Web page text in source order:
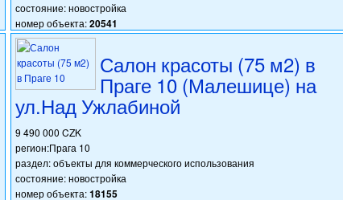
состояние: новостройка
номер объекта:20541
Салон красоты (75 м2) в
Праге 10 (Малешице) на
ул.Над Ужлабиной
9 490 000 CZK
регион:Прага 10
раздел: объекты для коммерческого использования
состояние: новостройка
номер объекта:18155